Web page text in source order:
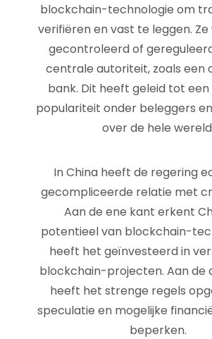
blockchain-technologie om
verifiëren en vast te leggen.
gecontroleerd of
centrale autoriteit, zoals een
bank. Dit heeft geleid tot
populariteit onder beleggers
over de hele
In China heeft de regering
gecompliceerde relatie met
Aan de ene kant erkent
potentieel van blockchain-
heeft het geïnvesteerd in
blockchain-projecten. Aan de
heeft het strenge regels
speculatie en mogelijke
beperken.